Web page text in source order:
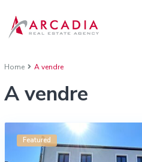
Home A vendre
A vendre
Featured